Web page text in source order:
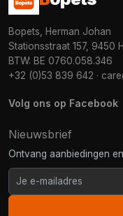
Bopets, Herman Johan
Stationsstraat 157, 9450
BTW: BE 0760.058.346
+32 (0)53 839 642 ·
Volg ons op Facebook
Nieuwsbrief
Ontvang aanbiedingen